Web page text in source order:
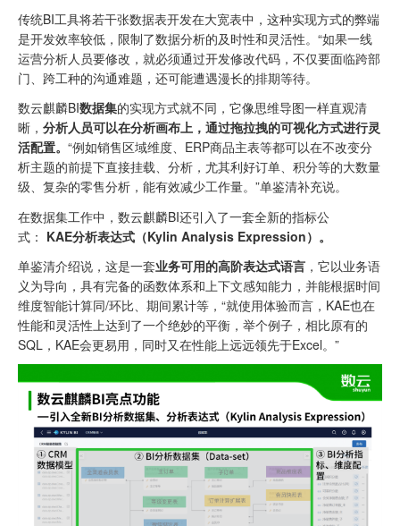
传统BI工具将若干张数据表开发在大宽表中，这种实现方式的弊端
是开发效率较低，限制了数据分析的及时性和灵活性。“如果一线
运营分析人员要修改，就必须通过开发修改代码，不仅要面临跨部
门、跨工种的沟通难题，还可能遭遇漫长的排期等待。
数云麒麟BI数据集的实现方式就不同，它像思维导图一样直观清
晰， 分析人员可以在分析画布上，通过拖拉拽的可视化方式进行灵
活配置。 “例如销售区域维度、ERP商品主表等都可以在不改变分
析主题的前提下直接挂载、分析，尤其利好订单、积分等的大数量
级、复杂的零售分析，能有效减少工作量。”单鉴清补充说。
在数据集工作中，数云麒麟BI还引入了一套全新的指标公
式： KAE分析表达式（Kylin Analysis Expression）。
单鉴清介绍说，这是一套业务可用的高阶表达式语言 ，它以业务语
义为导向，具有完备的函数体系和上下文感知能力，并能根据时间
维度智能计算同/环比、期间累计等，“就使用体验而言，KAE也在
性能和灵活性上达到了一个绝妙的平衡，举个例子，相比原有的
SQL，KAE会更易用，同时又在性能上远远领先于Excel。”